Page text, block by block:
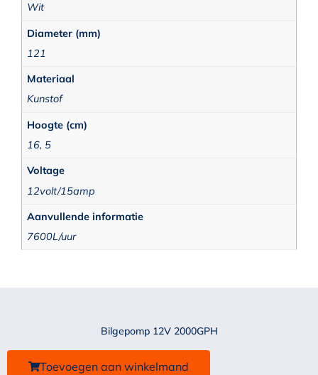
Wit
Diameter (mm)
121
Materiaal
Kunstof
Hoogte (cm)
16, 5
Voltage
12volt/15amp
Aanvullende informatie
7600L/uur
Bilgepomp 12V 2000GPH
Toevoegen aan winkelmand